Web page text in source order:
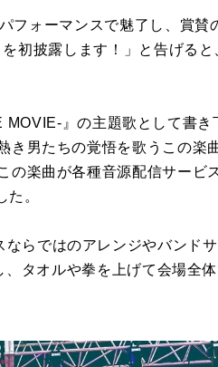
フォーマンスで魅了し、賞賛
初披露します！」と告げる
』の主題歌として書き
き男たちの覚悟を歌うこの楽
の楽曲が各種音源配信サービ
。
らではのアレンジやバンド
タオルや拳を上げて会場全